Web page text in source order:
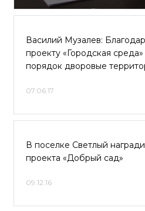
Василий Музалев:
проекту «Городская
порядок дворовые
07.06.17
В поселке Светлый
проекта «Добрый сад»
09.12.16